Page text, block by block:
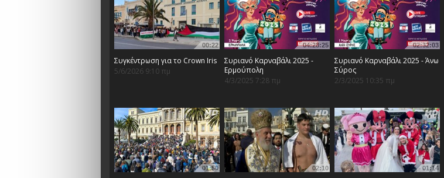
00:22
Συγκέντρωση για το Crown Iris
5/6/2026 9:10 πμ
04:28:25
Συριανό Καρναβάλι 2025 -
Ερμούπολη
4/3/2025 7:28 πμ
02:32:03
Συριανό Καρναβάλι 2025 - Άνω
Σύρος
2/3/2025 10:35 πμ
01:50 02:10 01:14